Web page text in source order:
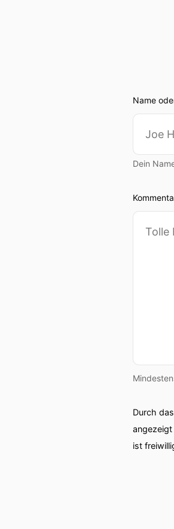
Name
Dein
Durch
angezeigt
ist